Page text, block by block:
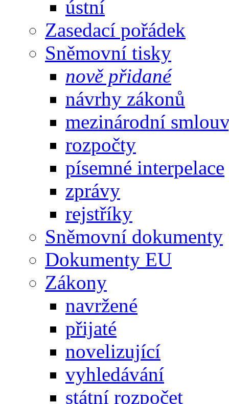
ústní
Zasedací pořádek
Sněmovní tisky
nově přidané
návrhy zákonů
mezinárodní
rozpočty
písemné interpelace
zprávy
rejstříky
Sněmovní dokumenty
Dokumenty EU
Zákony
navržené
přijaté
novelizující
vyhledávání
státní rozpočet